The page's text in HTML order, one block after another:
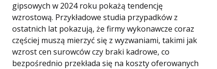
gipsowych w 2024 roku pokażą tendencję
wzrostową. Przykładowe studia przypadków z
ostatnich lat pokazują, że firmy wykonawcze coraz
częściej muszą mierzyć się z wyzwaniami, takimi jak
wzrost cen surowców czy braki kadrowe, co
bezpośrednio przekłada się na koszty oferowanych